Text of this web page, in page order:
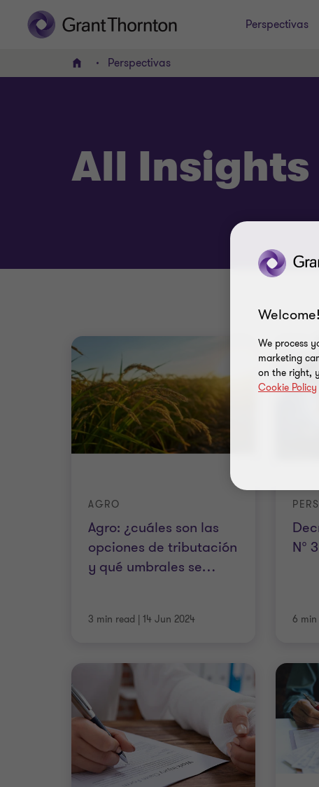
Perspectivas
Home Perspectivas
All Insights
Agro: ¿cuáles son las
opciones de tributación
y qué umbrales se…
AGRO
3 min read | 14 Jun 2024
N°
6 min
Welcome!
We process
marketing
on the right,
Cookie Policy